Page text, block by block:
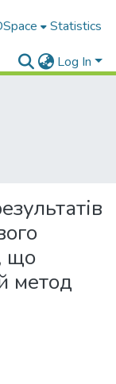
Statistics
Log In
що
метод